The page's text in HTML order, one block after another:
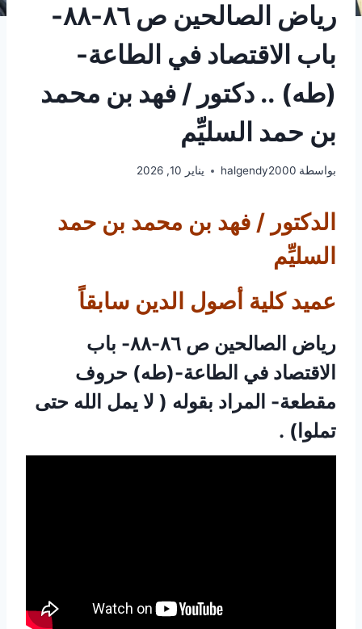
رياض الصالحين ص ٨٦-٨٨-
باب الاقتصاد في الطاعة-
(طه) .. دكتور / فهد بن محمد
بن حمد السليِّم
بواسطة halgendy2000 يناير 10, 2026
الدكتور / فهد بن محمد بن حمد
السليِّم
عميد كلية أصول الدين سابقاً
رياض الصالحين ص ٨٦-٨٨- باب
الاقتصاد في الطاعة-(طه) حروف
مقطعة- المراد بقوله ( لا يمل الله حتى
تملوا) .